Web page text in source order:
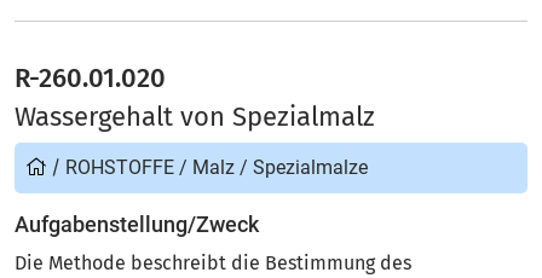
R-260.01.020
Wassergehalt von Spezialmalz
/ ROHSTOFFE / Malz / Spezialmalze
Aufgabenstellung/Zweck
Die Methode beschreibt die Bestimmung des